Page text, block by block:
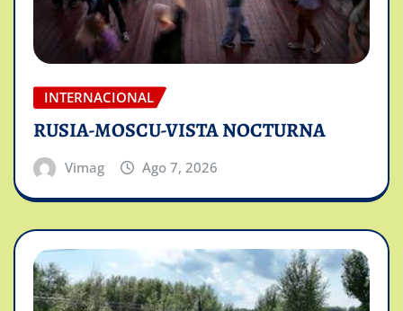
INTERNACIONAL
RUSIA-MOSCU-VISTA NOCTURNA
Vimag Ago 7, 2026